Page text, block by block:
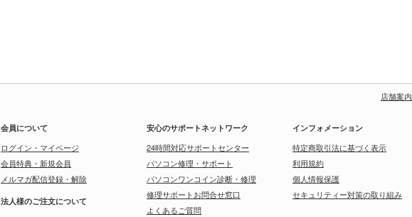
店舗案内
会員について
ログイン・マイページ
会員特典・新規会員
メルマガ配信登録・解除
法人様のご注文について
安心のサポートネットワーク
24時間対応サポートセンター
パソコン修理・サポート
パソコンワンコイン診断・修理
修理サポートお問合せ窓口
よくあるご質問
インフォメーション
特定商取引法に基づく表示
利用規約
個人情報保護
セキュリティー対策の取り組み